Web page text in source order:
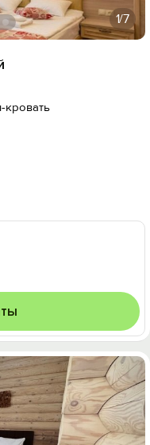
1/7
кровать